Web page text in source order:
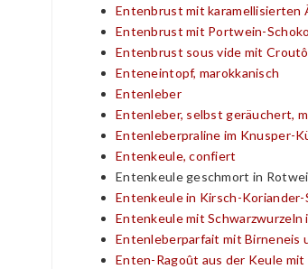
Entenbrust mit karamellisierten
Entenbrust mit Portwein-
Entenbrust sous vide mit
Enteneintopf, marokkanisch
Entenleber
Entenleber, selbst geräuchert,
Entenleberpraline im Knusper-
Entenkeule, confiert
Entenkeule geschmort in
Entenkeule in Kirsch-
Entenkeule mit
Entenleberparfait mit Birneneis
Enten-Ragoût aus der Keule